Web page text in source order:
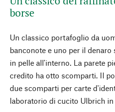
borse
Un classico portafoglio da
banconote e uno per il
in pelle all'interno. La parete
credito ha otto scomparti. Il
due scomparti per carte
laboratorio di cucito Ulbrich